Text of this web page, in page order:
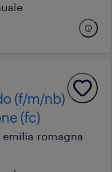
(f/m/nb)
(fc)
romagna